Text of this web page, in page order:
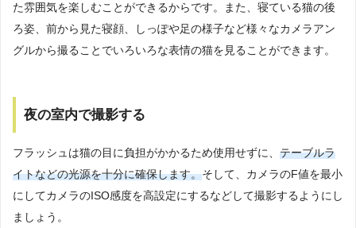
た雰囲気を楽しむことができるからです。また、寝ている猫の後
ろ姿、前から見た寝顔、しっぽや足の様子など様々なカメラアン
グルから撮ることでいろいろな表情の猫を見ることができます。
夜の室内で撮影する
フラッシュは猫の目に負担がかかるため使用せずに、 テーブルラ
イトなどの光源を十分に確保します。そして、カメラのF値を最小
にしてカメラのISO感度を高設定にするなどして撮影するようにし
ましょう。